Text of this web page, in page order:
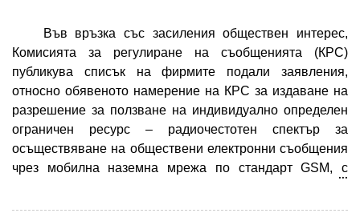
Във връзка със засиления обществен интерес,
Комисията за регулиране на съобщенията (КРС)
публикува списък на фирмите подали заявления,
относно обявеното намерение на КРС за издаване на
разрешение за ползване на индивидуално определен
ограничен ресурс – радиочестотен спектър за
осъществяване на обществени електронни съобщения
чрез мобилна наземна мрежа по стандарт GSM, с